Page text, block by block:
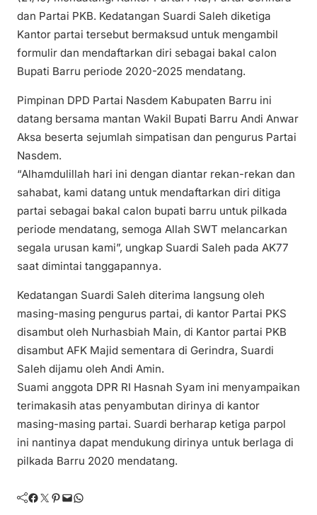
dan Partai PKB. Kedatangan Suardi Saleh diketiga
Kantor partai tersebut bermaksud untuk mengambil
formulir dan mendaftarkan diri sebagai bakal calon
Bupati Barru periode 2020-2025 mendatang.
Pimpinan DPD Partai Nasdem Kabupaten Barru ini
datang bersama mantan Wakil Bupati Barru Andi Anwar
Aksa beserta sejumlah simpatisan dan pengurus Partai
Nasdem.
“Alhamdulillah hari ini dengan diantar rekan-rekan dan
sahabat, kami datang untuk mendaftarkan diri ditiga
partai sebagai bakal calon bupati barru untuk pilkada
periode mendatang, semoga Allah SWT melancarkan
segala urusan kami”, ungkap Suardi Saleh pada AK77
saat dimintai tanggapannya.
Kedatangan Suardi Saleh diterima langsung oleh
masing-masing pengurus partai, di kantor Partai PKS
disambut oleh Nurhasbiah Main, di Kantor partai PKB
disambut AFK Majid sementara di Gerindra, Suardi
Saleh dijamu oleh Andi Amin.
Suami anggota DPR RI Hasnah Syam ini menyampaikan
terimakasih atas penyambutan dirinya di kantor
masing-masing partai. Suardi berharap ketiga parpol
ini nantinya dapat mendukung dirinya untuk berlaga di
pilkada Barru 2020 mendatang.
Facebook Twitter Pinterest Mail WhatsApp